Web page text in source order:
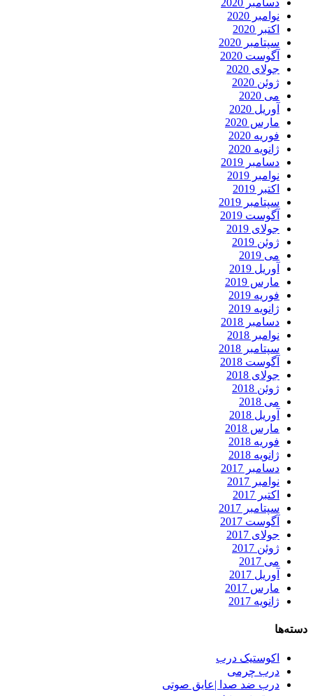
دسامبر 2020
نوامبر 2020
اکتبر 2020
سپتامبر 2020
آگوست 2020
جولای 2020
ژوئن 2020
می 2020
آوریل 2020
مارس 2020
فوریه 2020
ژانویه 2020
دسامبر 2019
نوامبر 2019
اکتبر 2019
سپتامبر 2019
آگوست 2019
جولای 2019
ژوئن 2019
می 2019
آوریل 2019
مارس 2019
فوریه 2019
ژانویه 2019
دسامبر 2018
نوامبر 2018
سپتامبر 2018
آگوست 2018
جولای 2018
ژوئن 2018
می 2018
آوریل 2018
مارس 2018
فوریه 2018
ژانویه 2018
دسامبر 2017
نوامبر 2017
اکتبر 2017
سپتامبر 2017
آگوست 2017
جولای 2017
ژوئن 2017
می 2017
آوریل 2017
مارس 2017
ژانویه 2017
دسته‌ها
اکوستیک درب
درب چرمی
درب ضد صدا |عایق صوتی